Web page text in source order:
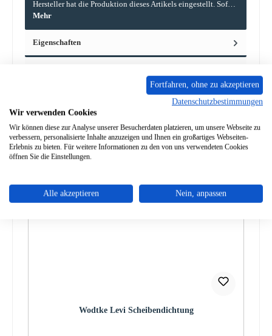
Hersteller hat die Produktion dieses Artikels eingestellt. Sof…
Mehr
Eigenschaften
Produktgalerie überspringen
Zubehör
Wodtke Levi Scheibendichtung
Fortfahren, ohne zu akzeptieren
Datenschutzbestimmungen
Wir verwenden Cookies
Wir können diese zur Analyse unserer Besucherdaten platzieren, um unsere Webseite zu
verbessern, personalisierte Inhalte anzuzeigen und Ihnen ein großartiges Webseiten-
Erlebnis zu bieten. Für weitere Informationen zu den von uns verwendeten Cookies
öffnen Sie die Einstellungen.
Alle akzeptieren Nein, anpassen